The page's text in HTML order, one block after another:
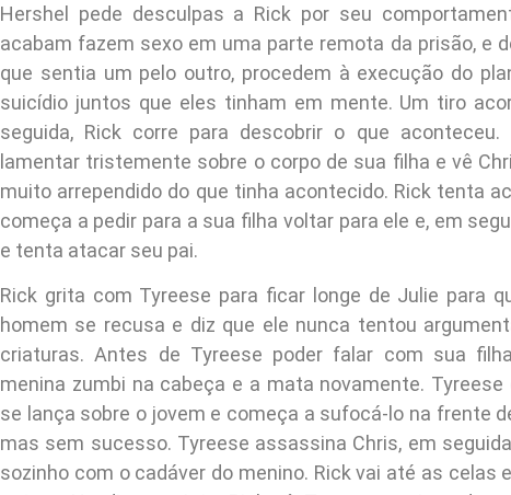
Hershel pede desculpas a Rick por seu
acabam fazem sexo em uma parte remota da prisão, e
que sentia um pelo outro, procedem à execução do
suicídio juntos que eles tinham em mente. Um tiro
seguida, Rick corre para descobrir o que
lamentar tristemente sobre o corpo de sua filha e vê
muito arrependido do que tinha acontecido. Rick tenta
começa a pedir para a sua filha voltar para ele e, em
e tenta atacar seu pai.
Rick grita com Tyreese para ficar longe de Julie para
homem se recusa e diz que ele nunca tentou
criaturas. Antes de Tyreese poder falar com sua
menina zumbi na cabeça e a mata novamente.
se lança sobre o jovem e começa a sufocá-lo na frente
mas sem sucesso. Tyreese assassina Chris, em
sozinho com o cadáver do menino. Rick vai até as celas